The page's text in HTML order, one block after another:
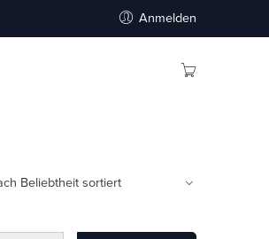
Anmelden